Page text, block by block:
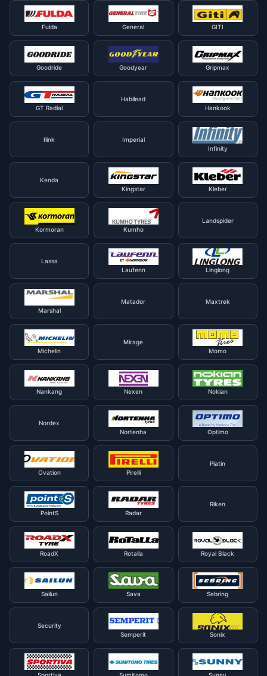
Fulda General GITI
Goodride Goodyear Gripmax
GT Radial
Habilead
Hankook
Ilink
Imperial
Infinity
Kenda
Kingstar
Kleber
Kormoran Kumho
Landspider
Lassa
Laufenn
Linglong
Marshal
Matador Maxtrek
Michelin
Mirage
Momo
Nankang Nexen Nokian
Nordex
Nortenha
Optimo
Ovation Pirelli
Platin
PointS Radar
Riken
RoadX Rotalla Royal Black
Sailun Sava Sebring
Security
Semperit
Sonix